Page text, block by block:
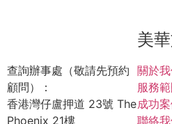
查詢辦事處（敬請先預約
顧問）：
香港灣仔盧押道 23號 The
Phoenix 21樓
美
關於
服務
成功
聯絡